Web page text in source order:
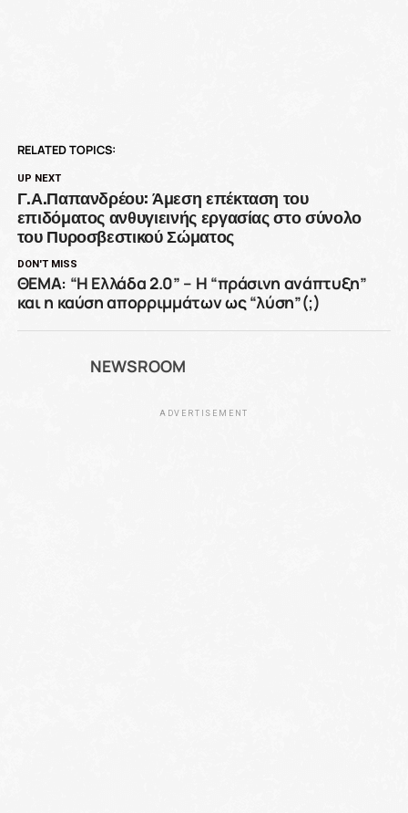
RELATED TOPICS:
UP NEXT
Γ.Α.Παπανδρέου: Άμεση επέκταση του
επιδόματος ανθυγιεινής εργασίας στο σύνολο
του Πυροσβεστικού Σώματος
DON'T MISS
ΘΕΜΑ: “Η Ελλάδα 2.0” – Η “πράσινη ανάπτυξη”
και η καύση απορριμμάτων ως “λύση”(;)
NEWSROOM
ADVERTISEMENT